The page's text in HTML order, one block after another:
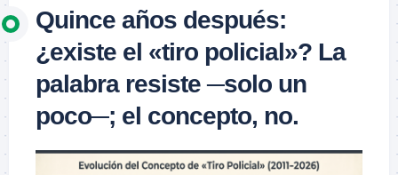
Quince años después:
¿existe el «tiro policial»? La
palabra resiste ─solo un
poco─; el concepto, no.